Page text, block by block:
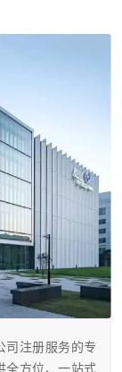
司注册服务的专
全方位、一站式